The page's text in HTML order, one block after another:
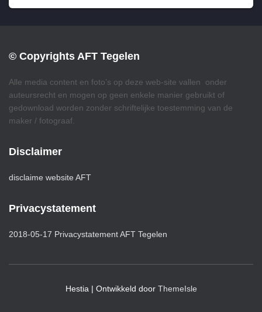
© Copyrights AFT Tegelen
Alle media content en foto’s op deze web-site vallen onder
auteursrecht en mogen op geen enkele manier gebruikt of
gedownload worden zonder schriftelijke toestemming van de
maker / fotograaf.
Disclaimer
disclaime website AFT
Privacystatement
2018-05-17 Privacystatement AFT Tegelen
Hestia | Ontwikkeld door ThemeIsle